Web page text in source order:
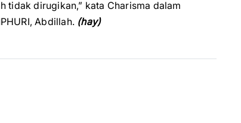
tidak dirugikan,” kata Charisma dalam
Abdillah. (hay)